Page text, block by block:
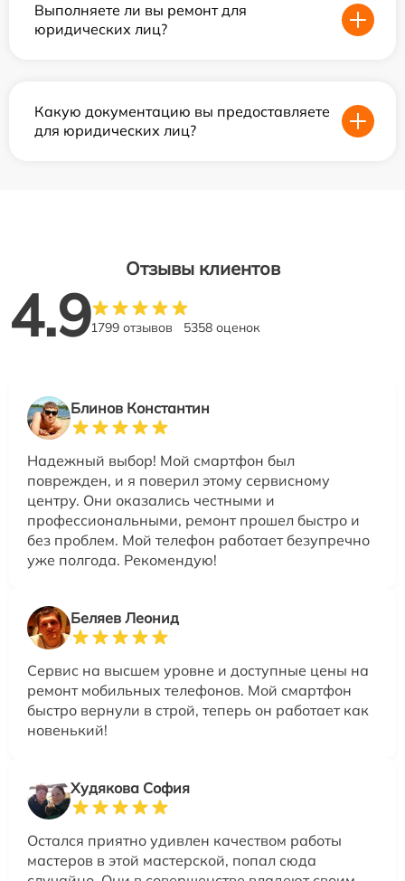
Выполняете ли вы ремонт для
юридических лиц?
Какую документацию вы предоставляете
для юридических лиц?
Отзывы клиентов
4.91799 отзывов 5358 оценок
Блинов Константин
Надежный выбор! Мой смартфон был
поврежден, и я поверил этому сервисному
центру. Они оказались честными и
профессиональными, ремонт прошел быстро и
без проблем. Мой телефон работает безупречно
уже полгода. Рекомендую!
Беляев Леонид
Сервис на высшем уровне и доступные цены на
ремонт мобильных телефонов. Мой смартфон
быстро вернули в строй, теперь он работает как
новенький!
Худякова София
Остался приятно удивлен качеством работы
мастеров в этой мастерской, попал сюда